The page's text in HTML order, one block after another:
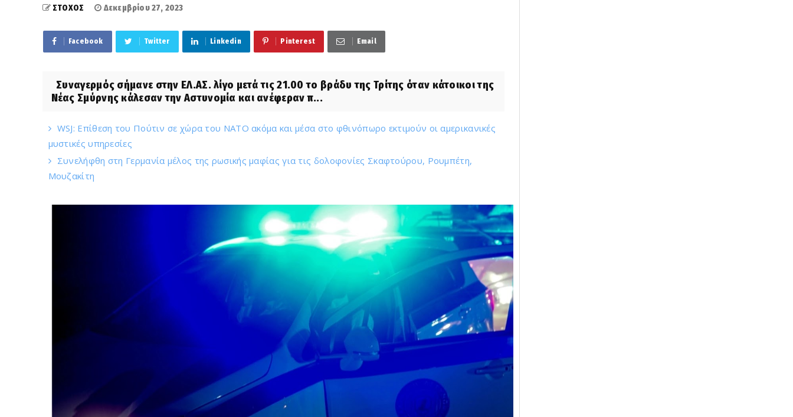
ΣΤΟΧΟΣ Δεκεμβρίου 27, 2023
Facebook Twitter Linkedin Pinterest Email
Συναγερμός σήμανε στην ΕΛ.ΑΣ. λίγο μετά τις 21.00 το βράδυ της Τρίτης όταν κάτοικοι της
Νέας Σμύρνης κάλεσαν την Αστυνομία και ανέφεραν π...
WSJ: Επίθεση του Πούτιν σε χώρα του ΝΑΤΟ ακόμα και μέσα στο φθινόπωρο εκτιμούν οι αμερικανικές
μυστικές υπηρεσίες
Συνελήφθη στη Γερμανία μέλος της ρωσικής μαφίας για τις δολοφονίες Σκαφτούρου, Ρουμπέτη,
Μουζακίτη